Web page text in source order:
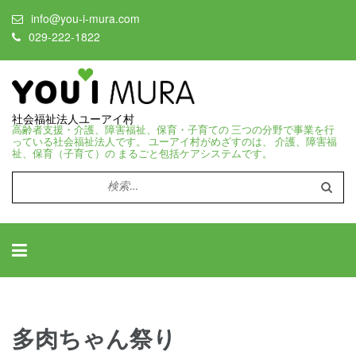
info@you-i-mura.com
029-222-1822
社会福祉法人ユーアイ村
高齢者支援・介護、障害福祉、保育・子育ての 三つの分野で事業を行
っている社会福祉法人です。 ユーアイ村がめざすのは、 介護、障害福
祉、保育（子育て）の まるごと包括ケアシステムです。
検
索:
多肉ちゃん祭り